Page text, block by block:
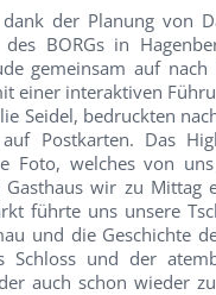
der Planung von
des BORGs in
gemeinsam auf
einer interaktiven
Seidel, bedruckten
Postkarten. Das
Foto, welches von
wir zu Mittag
führte uns unsere
und die Geschichte
und der
auch schon wieder